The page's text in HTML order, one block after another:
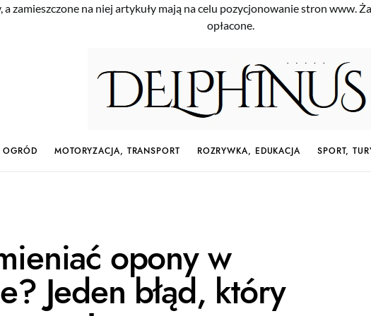
zamieszczone na niej artykuły mają na celu pozycjonowanie stron www.
opłacone.
MOTORYZACJA, TRANSPORT ROZRYWKA, EDUKACJA SPORT,
opony w
Jeden błąd, który